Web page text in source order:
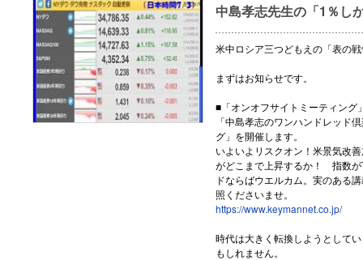
中島孝志先生の「1％し
米中ロシア三つどもえの「表の
まずはお知らせです。
■「オンオフサイトミーティング
「中島孝志のワンハンドレッド
グ」を開催します。
いよいよリスクオン！米景気改
がどこまで上昇するか！ 指数が
ドならばウエルカム。実のある
照くださいませ。
https://www.keymannet.co.jp/
時代は大きく転換しようとして
もしれません。